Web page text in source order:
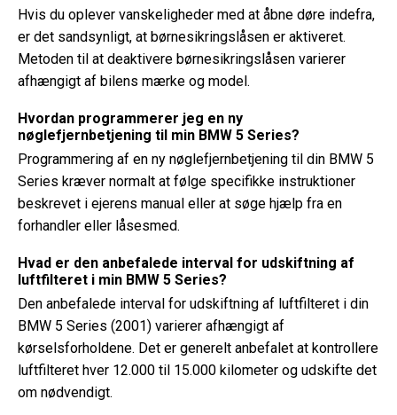
Hvis du oplever vanskeligheder med at åbne døre indefra,
er det sandsynligt, at børnesikringslåsen er aktiveret.
Metoden til at deaktivere børnesikringslåsen varierer
afhængigt af bilens mærke og model.
Hvordan programmerer jeg en ny
nøglefjernbetjening til min BMW 5 Series?
Programmering af en ny nøglefjernbetjening til din BMW 5
Series kræver normalt at følge specifikke instruktioner
beskrevet i ejerens manual eller at søge hjælp fra en
forhandler eller låsesmed.
Hvad er den anbefalede interval for udskiftning af
luftfilteret i min BMW 5 Series?
Den anbefalede interval for udskiftning af luftfilteret i din
BMW 5 Series (2001) varierer afhængigt af
kørselsforholdene. Det er generelt anbefalet at kontrollere
luftfilteret hver 12.000 til 15.000 kilometer og udskifte det
om nødvendigt.